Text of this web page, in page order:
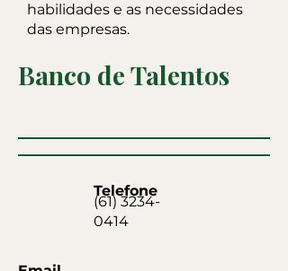
habilidades e as necessidades
das empresas.
Banco de Talentos
Telefone
(61) 3234-
0414